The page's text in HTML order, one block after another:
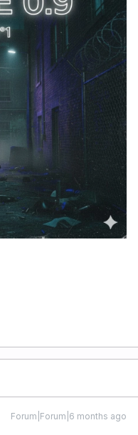
Forum|Forum|6 months ago